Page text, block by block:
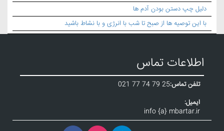
دلیل چپ دستن بودن آدم ها
با این توصیه ها از صبح تا شب با انرژی و با نشاط باشید
اطلاعات تماس
تلفن تماس:021 77 74 79 25
ایمیل:
info {a} mbartar.ir